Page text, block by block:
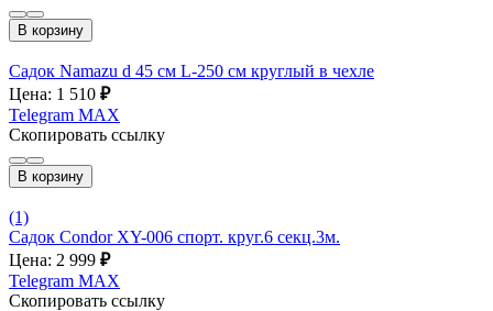
В корзину
Садок Namazu d 45 см L-250 см круглый в чехле
Цена: 1 510 ₽
Telegram MAX
Скопировать ссылку
В корзину
(1)
Садок Condor XY-006 спорт. круг.6 секц.3м.
Цена: 2 999 ₽
Telegram MAX
Скопировать ссылку